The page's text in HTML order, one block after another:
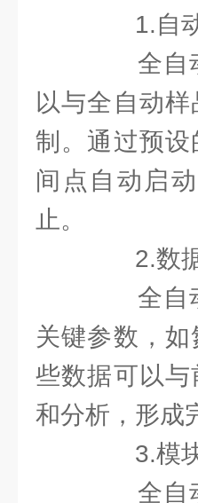
1.自动
全自动
以与全自动
制。通过预
间点自动启
止。
2.数据
全自动
关键参数，
些数据可以
和分析，形成
3.模块
全自动